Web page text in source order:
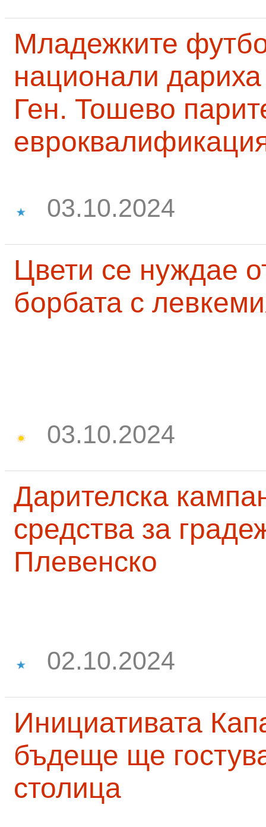
Младежките
национали
Ген. Тошево
03.10.2024
Цвети се нуждае
борбата с
03.10.2024
Дарителска
средства за
Плевенско
02.10.2024
Инициативата
бъдеще ще
столица